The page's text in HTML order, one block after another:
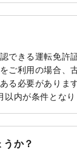
できる運転免許
ご利用の場合、
る必要がありま
内が条件となり
か？